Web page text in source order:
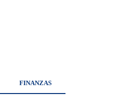
FINANZAS